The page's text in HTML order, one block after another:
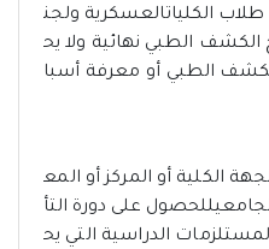
طلاب الكلياتالعسكرية ولجن
الكشف الطبي نهائية ولا يح
الطبي أو معرفة أسبا
الكلية أو المركز أو المع
على دورة التأ
الدراسية التي يح